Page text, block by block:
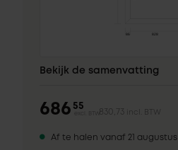
Bekijk de samenvatting
686 55
excl. BTW830,73 incl. BTW
Af te halen vanaf 21 augustus